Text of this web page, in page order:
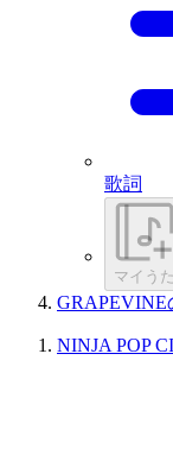
歌詞
マイうた
GRAPEVINE
NINJA POP